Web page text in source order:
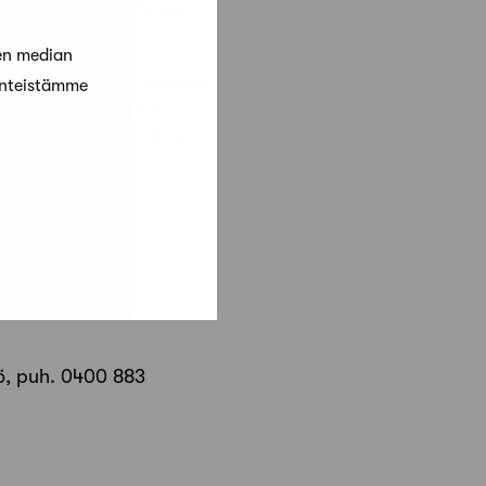
median
päänäyttelyyn.
Pyhän Laurin kappelin
on Löyly. Avanto
A+Awards ja
puh. 0400 883